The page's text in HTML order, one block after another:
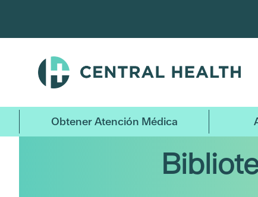
contenido
Obtener Atención Médica